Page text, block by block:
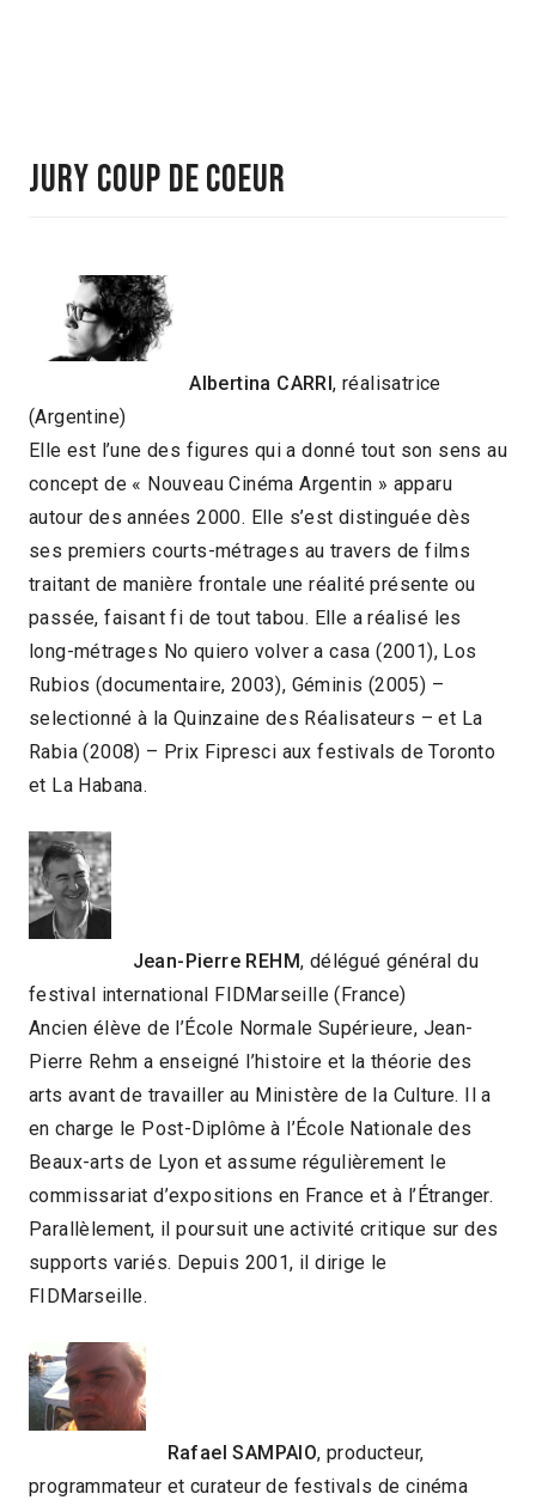
Jury Coup de Coeur
Albertina CARRI, réalisatrice
(Argentine)
Elle est l’une des figures qui a donné tout son sens au
concept de « Nouveau Cinéma Argentin » apparu
autour des années 2000. Elle s’est distinguée dès
ses premiers courts-métrages au travers de films
traitant de manière frontale une réalité présente ou
passée, faisant fi de tout tabou. Elle a réalisé les
long-métrages No quiero volver a casa (2001), Los
Rubios (documentaire, 2003), Géminis (2005) –
selectionné à la Quinzaine des Réalisateurs – et La
Rabia (2008) – Prix Fipresci aux festivals de Toronto
et La Habana.
Jean-Pierre REHM, délégué général du
festival international FIDMarseille (France)
Ancien élève de l’École Normale Supérieure, Jean-
Pierre Rehm a enseigné l’histoire et la théorie des
arts avant de travailler au Ministère de la Culture. Il a
en charge le Post-Diplôme à l’École Nationale des
Beaux-arts de Lyon et assume régulièrement le
commissariat d’expositions en France et à l’Étranger.
Parallèlement, il poursuit une activité critique sur des
supports variés. Depuis 2001, il dirige le
FIDMarseille.
Rafael SAMPAIO, producteur,
programmateur et curateur de festivals de cinéma